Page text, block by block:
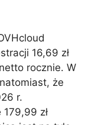
16,69 zł
rocznie. W
że
r.
zł